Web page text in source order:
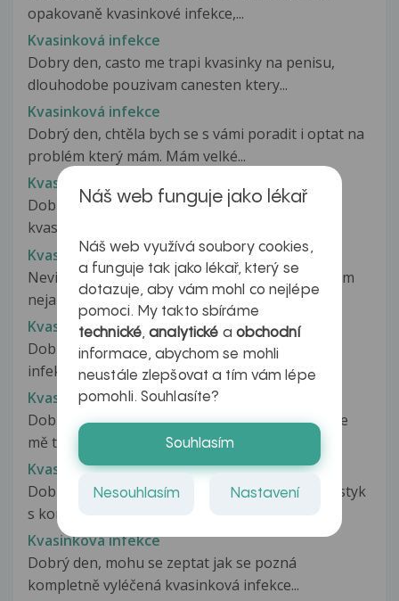
opakovaně kvasinkové infekce,...
Kvasinková infekce
Dobry den, casto me trapi kvasinky na penisu,
dlouhodobe pouzivam canesten ktery...
Kvasinková infekce
Dobrý den, chtěla bych se s vámi poradit i optat na
problém který mám. Mám velké...
Kvasinková infekce
Dobrý den, zhruba před týdnem jsem měla
kvasinkovou infekci. Nepožívala jsem...
Kvasinková infekce
Nevim k jakemu lekari si zajit vysetrit zda nemam
nejakou kvasinkovou nemoc,manzelku...
Kvasinková infekce
Dobrý den syn (8let)někde chytil kvasinkovou
infekci.Má jí na zadku (mezi půlkama)byli...
Kvasinková infekce
Dobrý den, je mi 20 let a již od počátku července
mě trápí kvasinková infekce....
Kvasinková infekce
Dobrý den, před dvěma dny jsem měl pohlavní styk
s kondomem, který praskl a...
Kvasinková infekce
Dobrý den, mohu se zeptat jak se pozná
kompletně vyléčená kvasinková infekce...
Náš web funguje jako lékař
Náš web využívá soubory cookies,
a funguje tak jako lékař, který se
dotazuje, aby vám mohl co nejlépe
pomoci. My takto sbíráme
technické,analytické a obchodní
informace, abychom se mohli
neustále zlepšovat a tím vám lépe
pomohli. Souhlasíte?
Souhlasím
Nesouhlasím Nastavení